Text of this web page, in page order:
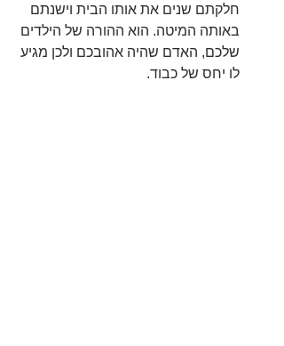
חלקתם שנים את אותו הבית וישנתם
באותה המיטה. הוא ההורה של הילדים
שלכם, האדם שהיה אהובכם ולכן מגיע
לו יחס של כבוד.